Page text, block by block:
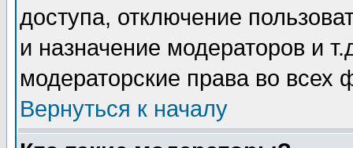
доступа, отключение
и назначение модераторов и
модераторские права во всех
Вернуться к началу